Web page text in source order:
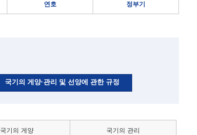
연호 정부기
국기의 게양·관리 및 선양에 관한 규정
국기의 게양 국기의 관리